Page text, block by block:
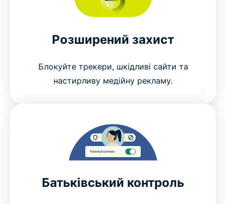
Розширений захист
Блокуйте трекери, шкідливі сайти та
настирливу медійну рекламу.
Батьківський контроль